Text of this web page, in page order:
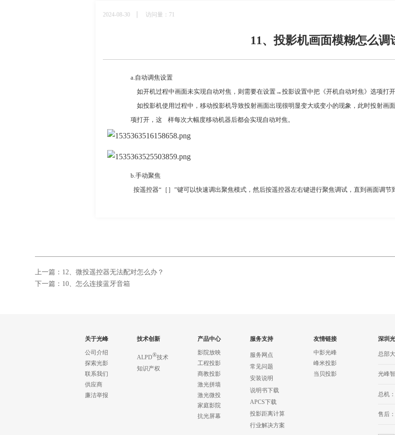
2024-08-30 访问量：71
11、投影机画面模糊怎么调
a.自动调焦设置
如开机过程中画面未实现自动对焦 ， 则需要在设置→投影设置中把 《开机自动对焦》选项打开
如投影机使用过程中，移动投影机导致投射画面出现很明显变大或变小的现象，此时投射画
项打开 ，这    样每次大幅度移动机器后都会实现自动对焦。
b.手动聚焦
按遥控器“ ［］”键可以快速调出聚焦模式，然后按遥控器左右键进行聚焦调试，直到画面调节
上一篇：12、微投遥控器无法配对怎么办？
下一篇：10、怎么连接蓝牙音箱
关于光峰
公司介绍
探索光影
联系我们
供应商
廉洁举报
技术创新
ALPD®技术
知识产权
产品中心
影院放映
工程投影
商教投影
激光拼墙
激光微投
家庭影院
抗光屏幕
服务支持
服务网点
常见问题
安装说明
说明书下载
APCS下载
投影距离计算
行业解决方案
友情链接
中影光峰
峰米投影
当贝投影
深圳
总部
光峰
总机
售后